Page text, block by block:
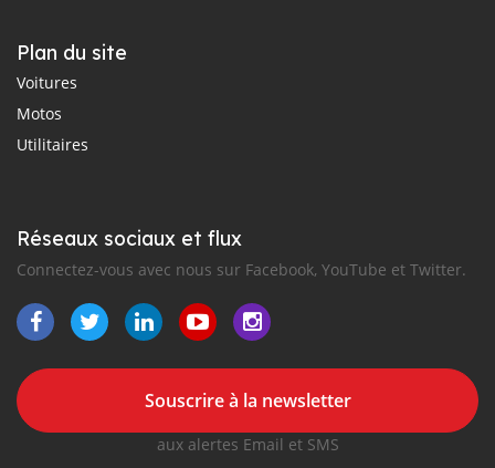
Plan du site
Voitures
Motos
Utilitaires
Réseaux sociaux et flux
Connectez-vous avec nous sur Facebook, YouTube et Twitter.
Souscrire à la newsletter
aux alertes Email et SMS